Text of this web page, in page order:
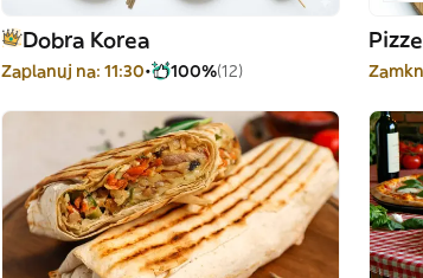
Dobra Korea
Zaplanuj na: 11:30 100%(12)